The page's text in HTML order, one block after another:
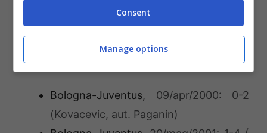
A questo proposito andiamo a riportare i
precedenti
in Emilia, in Serie A, tra le due
squadre dal 2000 ai giorni nostri.
Bologna-Juventus, 09/apr/2000: 0-2
(Kovacevic, aut. Paganin)
Consent
Manage options